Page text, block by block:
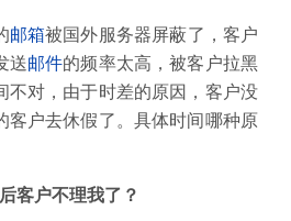
邮箱被国外服务器屏蔽了，客户
送邮件的频率太高，被客户拉黑
不对，由于时差的原因，客户没
客户去休假了。具体时间哪种原
客户不理我了？